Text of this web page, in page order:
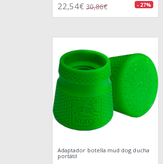
22,54€ 30,86€ - 27%
Adaptador botella mud dog ducha
portátil